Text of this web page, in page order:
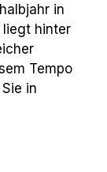
in
liegt hinter
Tempo
in